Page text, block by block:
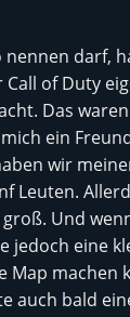
darf,
of Duty
Das
ein
wir
Leuten.
Und
jedoch eine
Map machen
auch bald